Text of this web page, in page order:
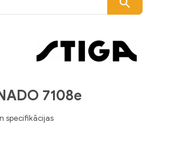
7108e
specifikācijas